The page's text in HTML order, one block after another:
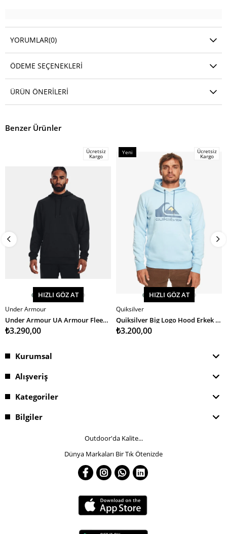
YORUMLAR(0)
ÖDEME SEÇENEKLERI
ÜRÜN ÖNERILERI
Benzer Ürünler
SEPETE EKLE
Ücretsiz
Kargo
HIZLI GÖZ AT
Under Armour
Under Armour UA Armour Fleece Hoodie Erkek Sweatshirt
₺3.290,00
SEPETE EKLE
Yeni
Ücretsiz
Kargo
HIZLI GÖZ AT
Quiksilver
Quiksilver Big Logo Hood Erkek Swearshirt
₺3.200,00
Kurumsal
Alışveriş
Kategoriler
Bilgiler
Outdoor'da Kalite...
Dünya Markaları Bir Tık Ötenizde